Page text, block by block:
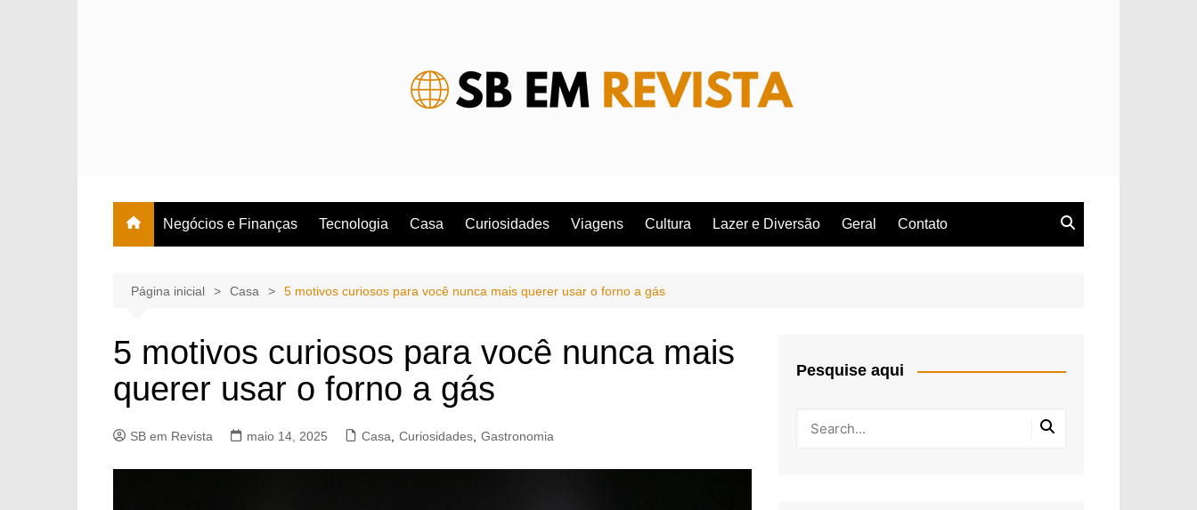
Negócios e Finanças Tecnologia Casa Curiosidades Viagens Cultura Lazer e Diversão Geral Contato
Página inicial Casa 5 motivos curiosos para você nunca mais querer usar o forno a gás
5 motivos curiosos para você nunca mais
querer usar o forno a gás
SB em Revista maio 14, 2025 Casa Curiosidades Gastronomia
Pesquise aqui